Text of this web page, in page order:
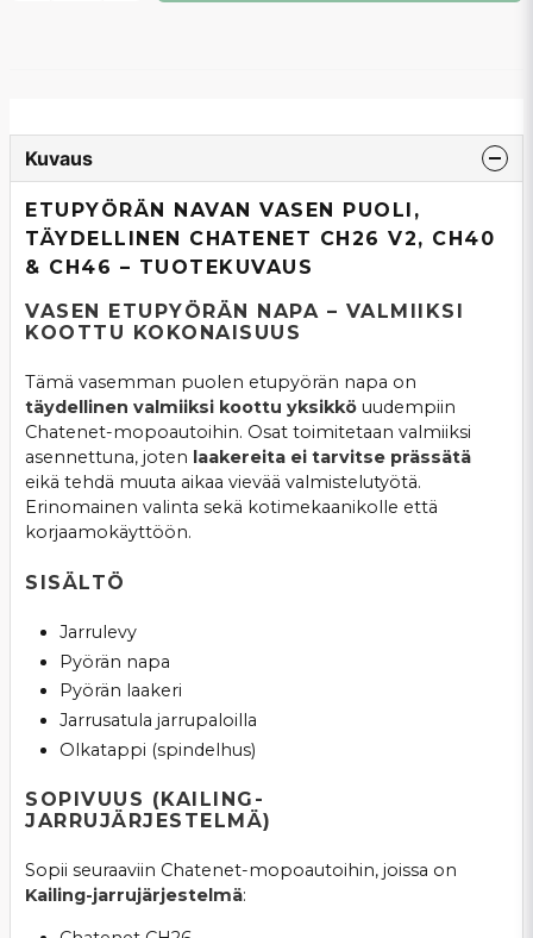
Kuvaus
ETUPYÖRÄN NAVAN VASEN PUOLI,
TÄYDELLINEN CHATENET CH26 V2, CH40
& CH46 – TUOTEKUVAUS
VASEN ETUPYÖRÄN NAPA – VALMIIKSI
KOOTTU KOKONAISUUS
Tämä vasemman puolen etupyörän napa on
täydellinen valmiiksi koottu yksikkö uudempiin
Chatenet-mopoautoihin. Osat toimitetaan valmiiksi
asennettuna, joten laakereita ei tarvitse prässätä
eikä tehdä muuta aikaa vievää valmistelutyötä.
Erinomainen valinta sekä kotimekaanikolle että
korjaamokäyttöön.
SISÄLTÖ
Jarrulevy
Pyörän napa
Pyörän laakeri
Jarrusatula jarrupaloilla
Olkatappi (spindelhus)
SOPIVUUS (KAILING-
JARRUJÄRJESTELMÄ)
Sopii seuraaviin Chatenet-mopoautoihin, joissa on
Kailing-jarrujärjestelmä: